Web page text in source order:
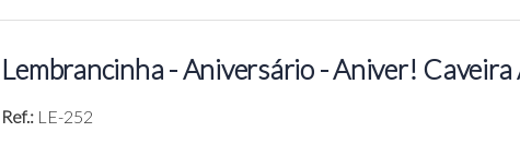
Lembrancinha - Aniversário - Aniver! Caveira
Ref.: LE-252